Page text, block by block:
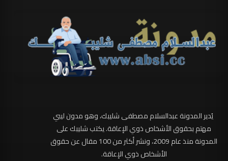
يُدير المدونة عبدالسلام مصطفى شليبك، وهو مدون ليبي
مهتم بحقوق الأشخاص ذوي الإعاقة. يكتب شليبك على
المدونة منذ عام 2009، ونشر أكثر من 100 مقال عن حقوق
الأشخاص ذوي الإعاقة.